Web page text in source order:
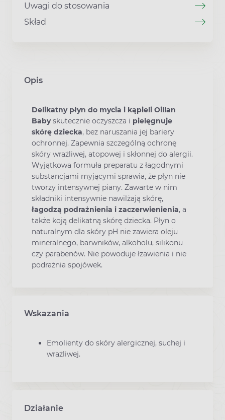
Uwagi do stosowania
Skład
Opis
Delikatny płyn do mycia i kąpieli Oillan
Babyskutecznie oczyszcza i pielęgnuje
skórę dziecka, bez naruszania jej bariery
ochronnej. Zapewnia szczególną ochronę
skóry wrażliwej, atopowej i skłonnej do alergii.
Wyjątkowa formuła preparatu z łagodnymi
substancjami myjącymi sprawia, że płyn nie
tworzy intensywnej piany. Zawarte w nim
składniki intensywnie nawilżają skórę,
łagodzą podrażnienia i zaczerwienienia, a
także koją delikatną skórę dziecka. Płyn o
naturalnym dla skóry pH nie zawiera oleju
mineralnego, barwników, alkoholu, silikonu
czy parabenów. Nie powoduje łzawienia i nie
podrażnia spojówek.
Wskazania
Emolienty do skóry alergicznej, suchej i
wrażliwej.
Działanie